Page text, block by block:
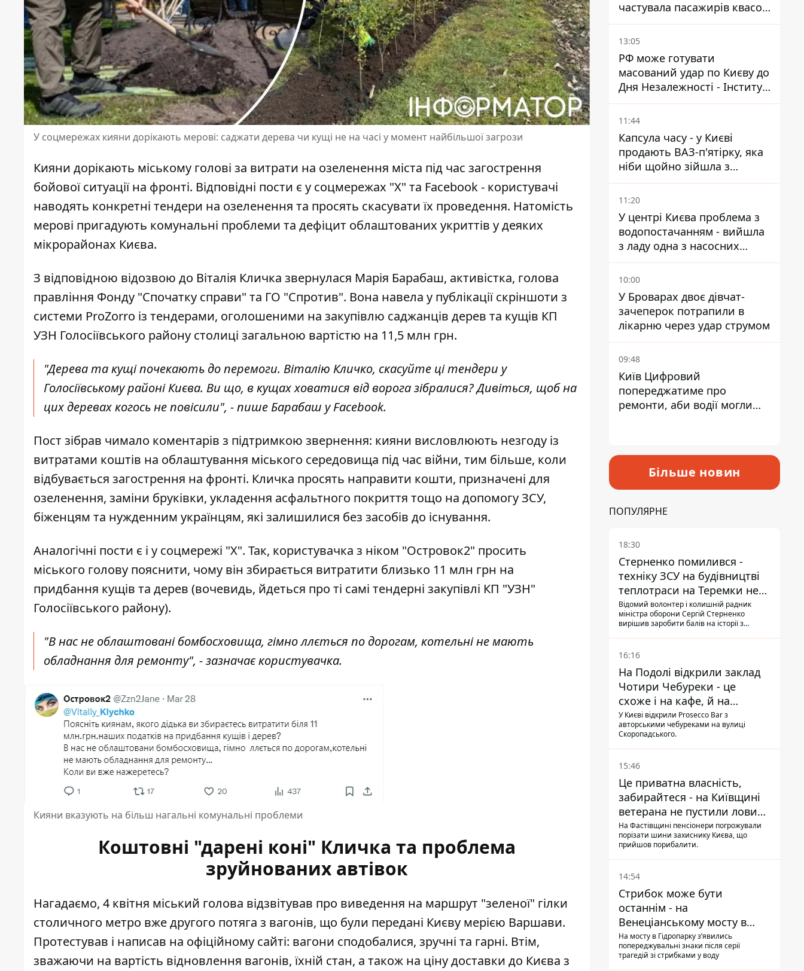
У соцмережах кияни дорікають мерові: саджати дерева чи кущі не на часі у момент найбільшої загрози
Кияни дорікають міському голові за витрати на озеленення міста під час загострення
бойової ситуації на фронті. Відповідні пости є у соцмережах "Х" та Facebook - користувачі
наводять конкретні тендери на озеленення та просять скасувати їх проведення. Натомість
мерові пригадують комунальні проблеми та дефіцит облаштованих укриттів у деяких
мікрорайонах Києва.
З відповідною відозвою до Віталія Кличка звернулася Марія Барабаш, активістка, голова
правління Фонду "Спочатку справи" та ГО "Спротив". Вона навела у публікації скріншоти з
системи ProZorro із тендерами, оголошеними на закупівлю саджанців дерев та кущів КП
УЗН Голосіївського району столиці загальною вартістю на 11,5 млн грн.
"Дерева та кущі почекають до перемоги. Віталію Кличко, скасуйте ці тендери у
Голосіївському районі Києва. Ви що, в кущах ховатися від ворога зібралися? Дивіться, щоб на
цих деревах когось не повісили", - пише Барабаш у Facebook.
Пост зібрав чимало коментарів з підтримкою звернення: кияни висловлюють незгоду із
витратами коштів на облаштування міського середовища під час війни, тим більше, коли
відбувається загострення на фронті. Кличка просять направити кошти, призначені для
озеленення, заміни бруківки, укладення асфальтного покриття тощо на допомогу ЗСУ,
біженцям та нужденним українцям, які залишилися без засобів до існування.
Аналогічні пости є і у соцмережі "Х". Так, користувачка з ніком "Островок2" просить
міського голову пояснити, чому він збирається витратити близько 11 млн грн на
придбання кущів та дерев (вочевидь, йдеться про ті самі тендерні закупівлі КП "УЗН"
Голосіївського району).
"В нас не облаштовані бомбосховища, гімно ллється по дорогам, котельні не мають
обладнання для ремонту", - зазначає користувачка.
Кияни вказують на більш нагальні комунальні проблеми
Коштовні "дарені коні" Кличка та проблема
зруйнованих автівок
Нагадаємо, 4 квітня міський голова відзвітував про виведення на маршрут "зеленої" гілки
столичного метро вже другого потяга з вагонів, що були передані Києву мерією Варшави.
Протестував і написав на офіційному сайті: вагони сподобалися, зручні та гарні. Втім,
зважаючи на вартість відновлення вагонів, їхній стан, а також на ціну доставки до Києва з
частувала пасажирів квасом
під час знеструмлення
мережі
13:05
РФ може готувати
масований удар по Києву до
Дня Незалежності - Інститут
вивчення війни
11:44
Капсула часу - у Києві
продають ВАЗ-п'ятірку, яка
ніби щойно зійшла з
конвейєра
11:20
У центрі Києва проблема з
водопостачанням - вийшла
з ладу одна з насосних
станцій
10:00
У Броварах двоє дівчат-
зачеперок потрапили в
лікарню через удар струмом
09:48
Київ Цифровий
попереджатиме про
ремонти, аби водії могли
Більше новин
ПОПУЛЯРНЕ
18:30
Стерненко помилився -
техніку ЗСУ на будівництві
теплотраси на Теремки не
задіяли
Відомий волонтер і колишній радник
міністра оборони Сергій Стерненко
вирішив заробити балів на історії з
ЗСУ", втім, це виявилося неправдою
16:16
На Подолі відкрили заклад
Чотири Чебуреки - це
схоже і на кафе, й на
фастфуд
У Києві відкрили Prosecco Bar з
авторськими чебуреками на вулиці
Скоропадського.
15:46
Це приватна власність,
забирайтеся - на Київщині
ветерана не пустили ловити
рибу в озері
На Фастівщині пенсіонери погрожували
порізати шини захиснику Києва, що
прийшов порибалити.
14:54
Стрибок може бути
останнім - на
Венеціанському мосту в
Гідропарку встановили
таблички для відчайдухів
На мосту в Гідропарку зʼявились
попереджувальні знаки після серії
трагедій зі стрибками у воду